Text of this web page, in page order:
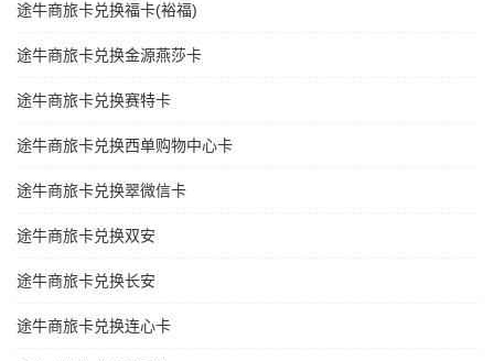
途牛商旅卡兑换福卡(裕福)
途牛商旅卡兑换金源燕莎卡
途牛商旅卡兑换赛特卡
途牛商旅卡兑换西单购物中心卡
途牛商旅卡兑换翠微信卡
途牛商旅卡兑换双安
途牛商旅卡兑换长安
途牛商旅卡兑换连心卡